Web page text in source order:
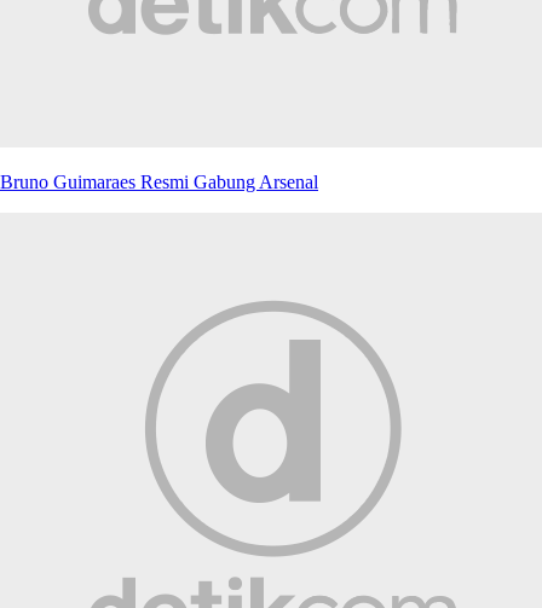
Bruno Guimaraes Resmi Gabung Arsenal